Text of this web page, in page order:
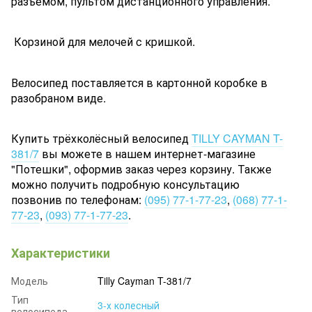
Корзиной для мелочей с кришкой.
Велосипед поставляется в картонной коробке в
разобраном виде.
Купить трёхколёсный велосипедTILLY CAYMAN T-
381/7 вы можете в нашем интернет-магазине
"Потешки", оформив заказ через корзину. Также
можно получить подробную консультацию
позвонив по телефонам: (095) 77-1-77-23, (068) 77-1-
77-23, (093) 77-1-77-23.
Характеристики
Модель
Tilly Cayman T-381/7
Тип
3-х колесный